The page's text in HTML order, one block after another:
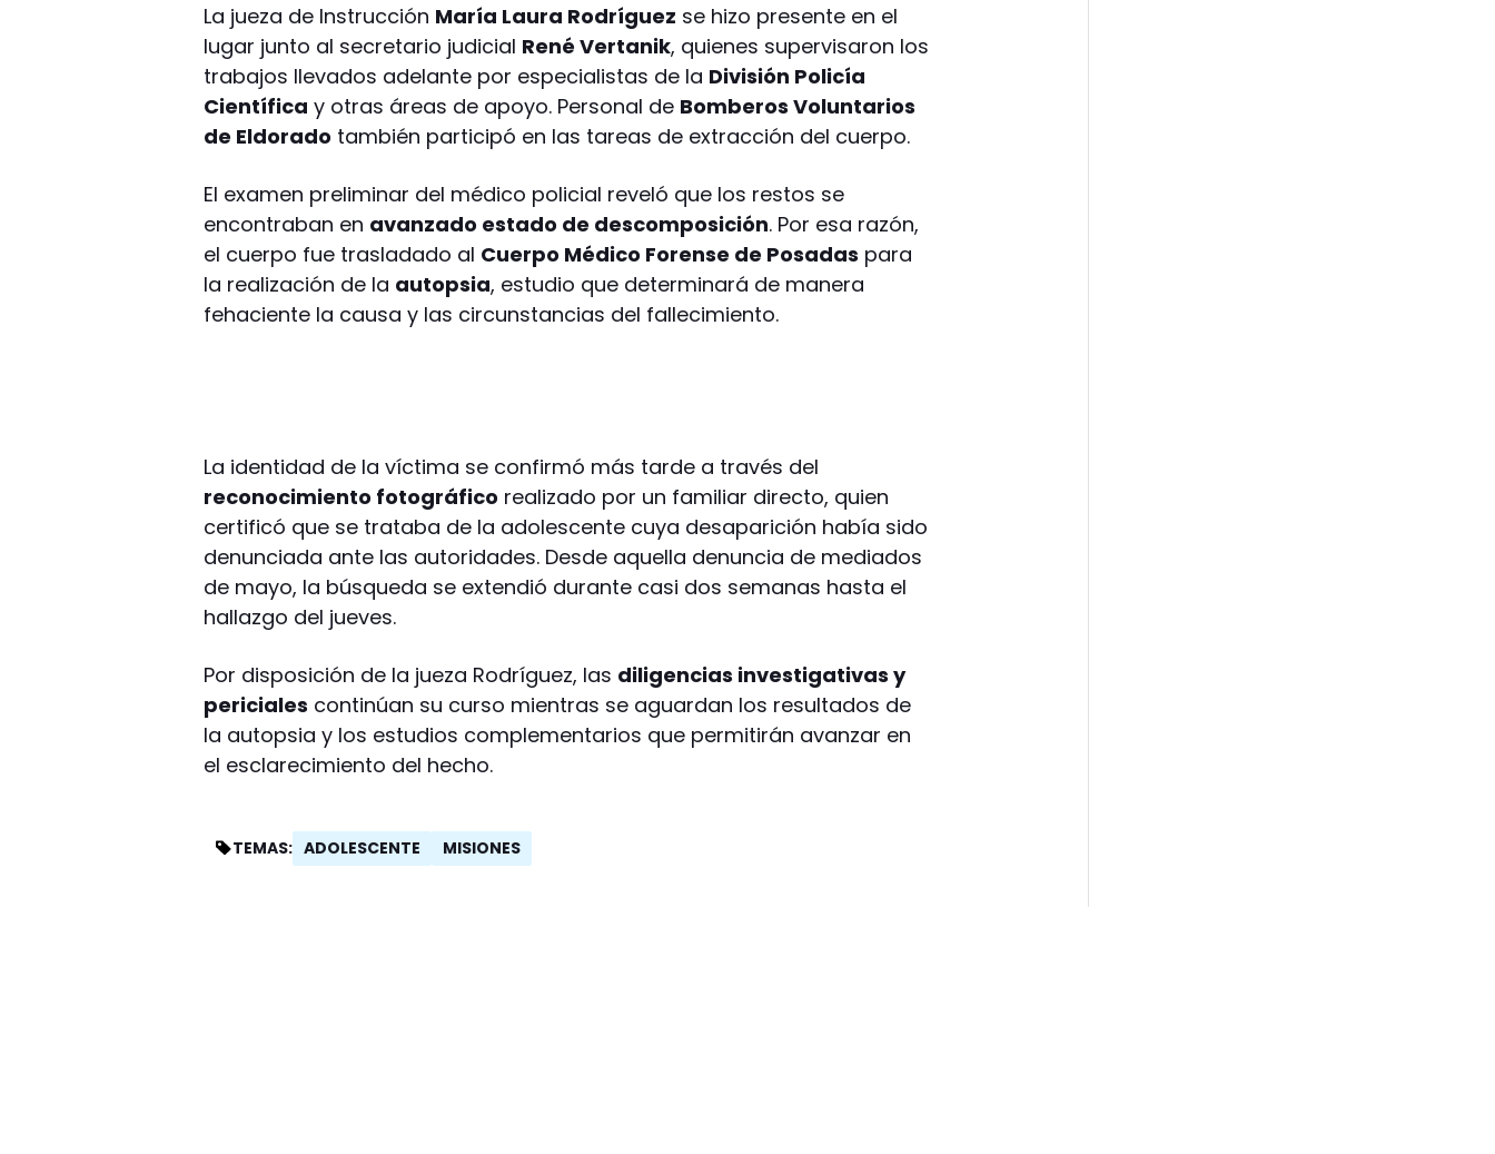
La jueza de Instrucción María Laura Rodríguez se hizo presente en el
lugar junto al secretario judicial René Vertanik, quienes supervisaron los
trabajos llevados adelante por especialistas de la División Policía
Científica y otras áreas de apoyo. Personal de Bomberos Voluntarios
de Eldorado también participó en las tareas de extracción del cuerpo.
El examen preliminar del médico policial reveló que los restos se
encontraban en avanzado estado de descomposición. Por esa razón,
el cuerpo fue trasladado al Cuerpo Médico Forense de Posadas para
la realización de la autopsia, estudio que determinará de manera
fehaciente la causa y las circunstancias del fallecimiento.
La identidad de la víctima se confirmó más tarde a través del
reconocimiento fotográfico realizado por un familiar directo, quien
certificó que se trataba de la adolescente cuya desaparición había sido
denunciada ante las autoridades. Desde aquella denuncia de mediados
de mayo, la búsqueda se extendió durante casi dos semanas hasta el
hallazgo del jueves.
Por disposición de la jueza Rodríguez, las diligencias investigativas y
periciales continúan su curso mientras se aguardan los resultados de
la autopsia y los estudios complementarios que permitirán avanzar en
el esclarecimiento del hecho.
TEMAS: ADOLESCENTE MISIONES